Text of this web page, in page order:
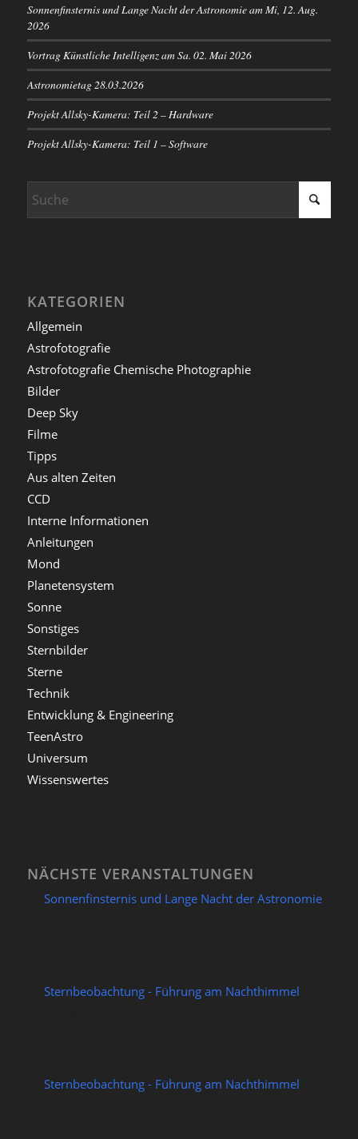
Sonnenfinsternis und Lange Nacht der Astronomie am Mi, 12. Aug.
2026
Vortrag Künstliche Intelligenz am Sa. 02. Mai 2026
Astronomietag 28.03.2026
Projekt Allsky-Kamera: Teil 2 – Hardware
Projekt Allsky-Kamera: Teil 1 – Software
KATEGORIEN
Allgemein
Astrofotografie
Astrofotografie Chemische Photographie
Bilder
Deep Sky
Filme
Tipps
Aus alten Zeiten
CCD
Interne Informationen
Anleitungen
Mond
Planetensystem
Sonne
Sonstiges
Sternbilder
Sterne
Technik
Entwicklung & Engineering
TeenAstro
Universum
Wissenswertes
NÄCHSTE VERANSTALTUNGEN
Sonnenfinsternis und Lange Nacht der Astronomie
Sternbeobachtung - Führung am Nachthimmel
Sternbeobachtung - Führung am Nachthimmel